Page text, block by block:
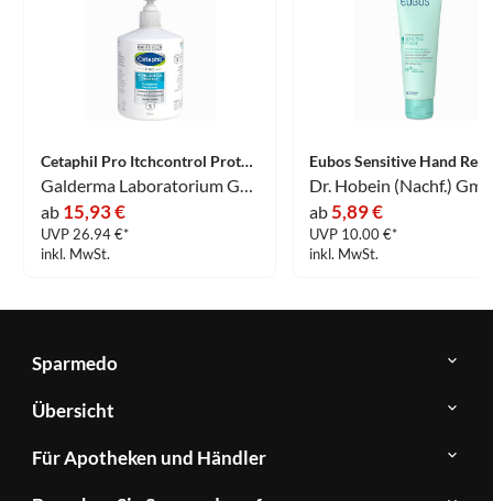
Cetaphil Pro Itchcontrol Protect Schützende Handcreme 500 ml
ab 15,93 €
UVP 26.94 €*
inkl. MwSt.
Dr. Hobein (Nachf.)
ab5,89 €
UVP 10.00 €*
inkl. MwSt.
Sparmedo
Über
Sparmedo
FAQ
Übersicht
Herstellerverzeichnis
Für Apotheken und Händler